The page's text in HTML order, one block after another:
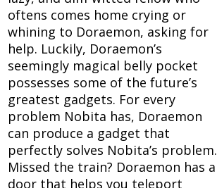
oftens comes home crying or
whining to Doraemon, asking for
help. Luckily, Doraemon’s
seemingly magical belly pocket
possesses some of the future’s
greatest gadgets. For every
problem Nobita has, Doraemon
can produce a gadget that
perfectly solves Nobita’s problem.
Missed the train? Doraemon has a
door that helps you teleport